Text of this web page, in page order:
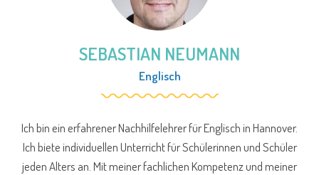
SEBASTIAN NEUMANN
Englisch
Ich bin ein erfahrener Nachhilfelehrer für Englisch in Hannover.
Ich biete individuellen Unterricht für Schülerinnen und Schüler
jeden Alters an. Mit meiner fachlichen Kompetenz und meiner